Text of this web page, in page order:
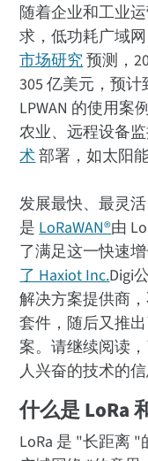
随着企业和工业
求，低功耗广域
市场研究 预测，
305 亿美元，预计
LPWAN 的使用案
农业、远程设备
术部署，如太阳
发展最快、最灵
是 LoRaWAN®由
了满足这一快速
了 Haxiot Inc.Digi
解决方案提供商，
套件，随后又推
案。请继续阅读
人兴奋的技术的信
什么是 LoRa
LoRa 是 "长距离 "